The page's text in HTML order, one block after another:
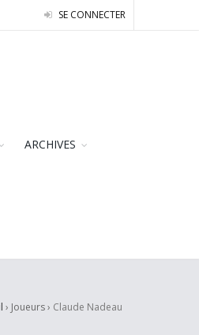
SE CONNECTER
ARCHIVES
› Joueurs › Claude Nadeau